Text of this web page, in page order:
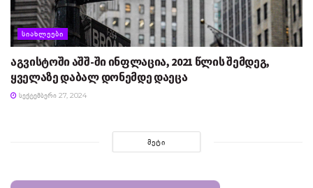
ᲡᲘᲐᲮᲚᲔᲔᲑᲘ
აგვისტოში აშშ-ში ინფლაცია, 2021 წლის შემდეგ,
ყველაზე დაბალ დონემდე დაეცა
ᲡᲔᲥᲢᲔᲛᲑᲔᲠᲘ 27, 2024
ᲛᲔᲢᲘ